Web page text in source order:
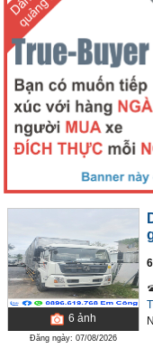
6 ảnh
Đăng ngày: 07/08/2026